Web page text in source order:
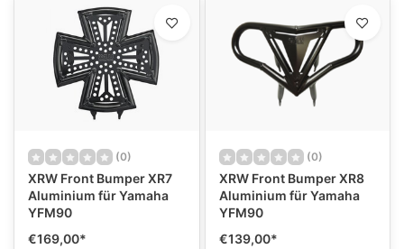
(0)
XRW Front Bumper XR7
Aluminium für Yamaha
YFM90
€169,00*
(0)
XRW Front Bumper XR8
Aluminium für Yamaha
YFM90
€139,00*